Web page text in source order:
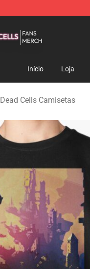
Início Loja
Dead Cells Camisetas